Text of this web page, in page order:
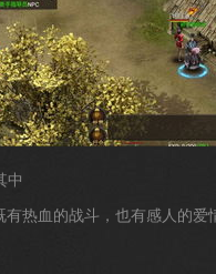
中
热血的战斗，也有感人的